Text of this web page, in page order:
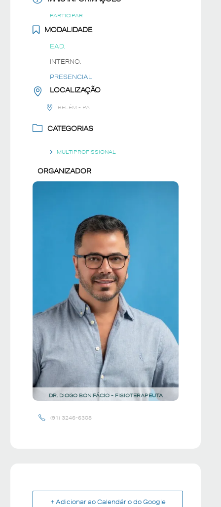
PARTICIPAR
MODALIDADE
EAD,
INTERNO,
PRESENCIAL
LOCALIZAÇÃO
BELÉM - PA
CATEGORIAS
MULTIPROFISSIONAL
ORGANIZADOR
DR. DIOGO BONIFÁCIO - FISIOTERAPEUTA
(91) 3246-6308
+ Adicionar ao Calendário do Google